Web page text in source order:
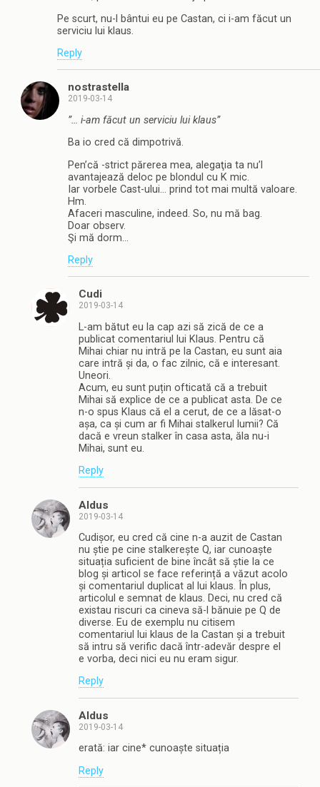
Pe scurt, nu-l bântui eu pe Castan, ci i-am făcut un
serviciu lui klaus.
Reply
nostrastella
2019-03-14
”… i-am făcut un serviciu lui klaus”
Ba io cred că dimpotrivă.
Pen’că -strict părerea mea, alegaţia ta nu’l
avantajează deloc pe blondul cu K mic.
Iar vorbele Cast-ului… prind tot mai multă valoare.
Hm.
Afaceri masculine, indeed. So, nu mă bag.
Doar observ.
Şi mă dorm…
Reply
Cudi
2019-03-14
L-am bătut eu la cap azi să zică de ce a
publicat comentariul lui Klaus. Pentru că
Mihai chiar nu intră pe la Castan, eu sunt aia
care intră și da, o fac zilnic, că e interesant.
Uneori.
Acum, eu sunt puțin ofticată că a trebuit
Mihai să explice de ce a publicat asta. De ce
n-o spus Klaus că el a cerut, de ce a lăsat-o
așa, ca și cum ar fi Mihai stalkerul lumii? Că
dacă e vreun stalker în casa asta, ăla nu-i
Mihai, sunt eu.
Reply
Aldus
2019-03-14
Cudișor, eu cred că cine n-a auzit de Castan
nu știe pe cine stalkerește Q, iar cunoaște
situația suficient de bine încât să știe la ce
blog și articol se face referință a văzut acolo
și comentariul duplicat al lui klaus. În plus,
articolul e semnat de klaus. Deci, nu cred că
existau riscuri ca cineva să-l bănuie pe Q de
diverse. Eu de exemplu nu citisem
comentariul lui klaus de la Castan și a trebuit
să intru să verific dacă într-adevăr despre el
e vorba, deci nici eu nu eram sigur.
Reply
Aldus
2019-03-14
erată: iar cine* cunoaște situația
Reply